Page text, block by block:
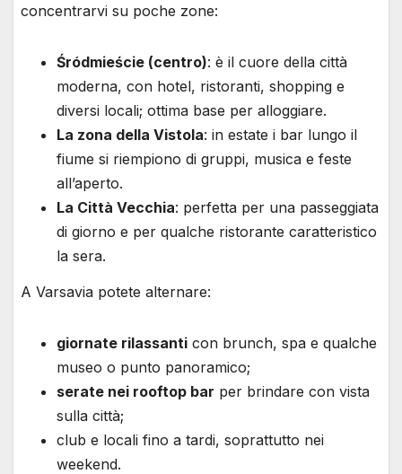
concentrarvi su poche zone:
Śródmieście (centro): è il cuore della città
moderna, con hotel, ristoranti, shopping e
diversi locali; ottima base per alloggiare.
La zona della Vistola: in estate i bar lungo il
fiume si riempiono di gruppi, musica e feste
all’aperto.
La Città Vecchia: perfetta per una passeggiata
di giorno e per qualche ristorante caratteristico
la sera.
A Varsavia potete alternare:
giornate rilassanti con brunch, spa e qualche
museo o punto panoramico;
serate nei rooftop bar per brindare con vista
sulla città;
club e locali fino a tardi, soprattutto nei
weekend.